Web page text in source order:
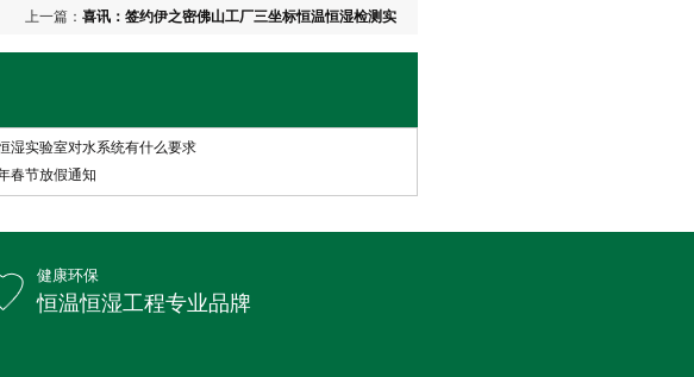
上一篇：喜讯：签约伊之密佛山工厂三坐标恒温恒湿检测实
验室
湿实验室对水系统有什么要求
春节放假通知
健康环保
恒温恒湿工程专业品牌